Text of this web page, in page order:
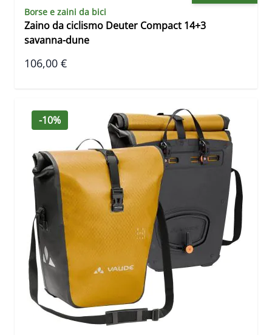
Borse e zaini da bici
Zaino da ciclismo Deuter Compact 14+3
savanna-dune
106,00 €
-10%